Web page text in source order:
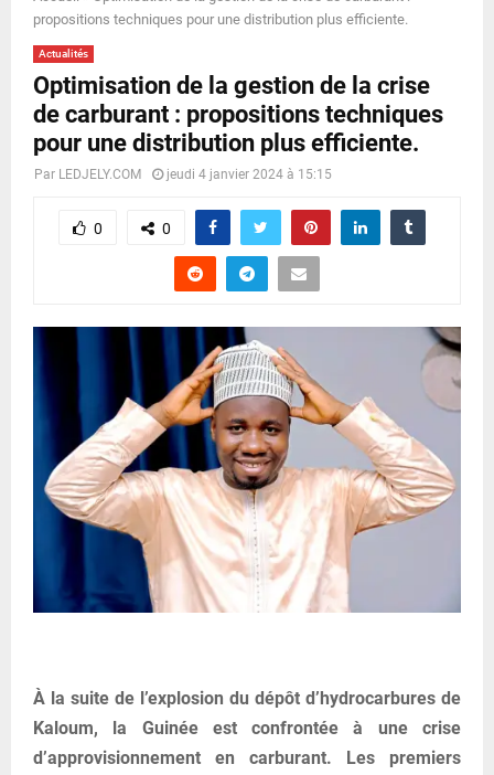
N
U
propositions techniques pour une distribution plus efficiente.
Actualités
Optimisation de la gestion de la crise
de carburant : propositions techniques
pour une distribution plus efficiente.
Par LEDJELY.COM jeudi 4 janvier 2024 à 15:15
0 0
À la suite de l’explosion du dépôt d’hydrocarbures de
Kaloum, la Guinée est confrontée à une crise
d’approvisionnement en carburant. Les premiers